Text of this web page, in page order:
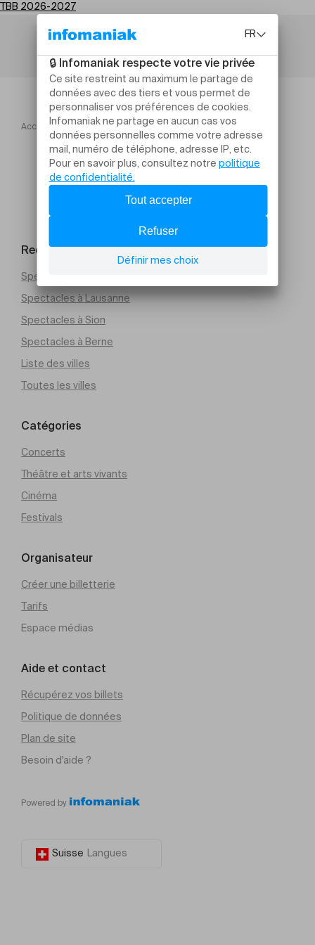
TBB 2026-2027
Accueil TBB 2026 2027 Planchette
Rechercher un évènement
Spectacles à Genève
Spectacles à Lausanne
Spectacles à Sion
Spectacles à Berne
Liste des villes
Toutes les villes
Catégories
Concerts
Théâtre et arts vivants
Cinéma
Festivals
Organisateur
Créer une billetterie
Tarifs
Espace médias
Aide et contact
Récupérez vos billets
Politique de données
Plan de site
Besoin d'aide ?
Powered by
Suisse Langues